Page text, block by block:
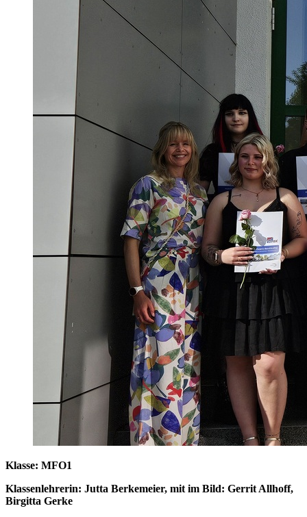
Klasse: MFO1
Klassenlehrerin: Jutta Berkemeier, mit im Bild: Gerrit Allhoff,
Birgitta Gerke